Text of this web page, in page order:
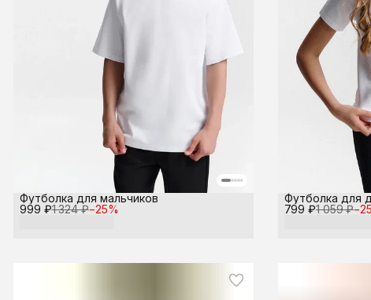
999 ₽1 324 ₽−25%
Футболка для мальчиков
799 ₽1 059 ₽−25
Футболка для